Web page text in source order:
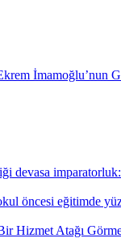
İmamoğlu’nun
devasa
öncesi eğitimde
Hizmet Atağı